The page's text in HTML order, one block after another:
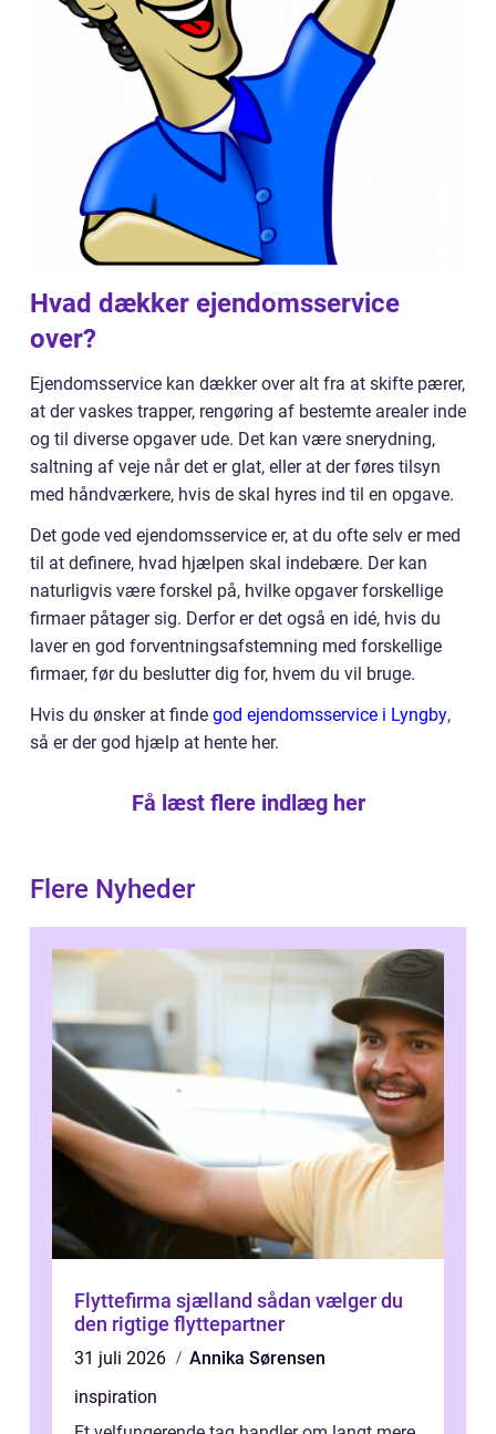
Hvad dækker ejendomsservice
over?
Ejendomsservice kan dækker over alt fra at skifte pærer,
at der vaskes trapper, rengøring af bestemte arealer inde
og til diverse opgaver ude. Det kan være snerydning,
saltning af veje når det er glat, eller at der føres tilsyn
med håndværkere, hvis de skal hyres ind til en opgave.
Det gode ved ejendomsservice er, at du ofte selv er med
til at definere, hvad hjælpen skal indebære. Der kan
naturligvis være forskel på, hvilke opgaver forskellige
firmaer påtager sig. Derfor er det også en idé, hvis du
laver en god forventningsafstemning med forskellige
firmaer, før du beslutter dig for, hvem du vil bruge.
Hvis du ønsker at finde god ejendomsservice i Lyngby,
så er der god hjælp at hente her.
Få læst flere indlæg her
Flere Nyheder
Flyttefirma sjælland sådan vælger du
den rigtige flyttepartner
31 juli 2026
Annika Sørensen
inspiration